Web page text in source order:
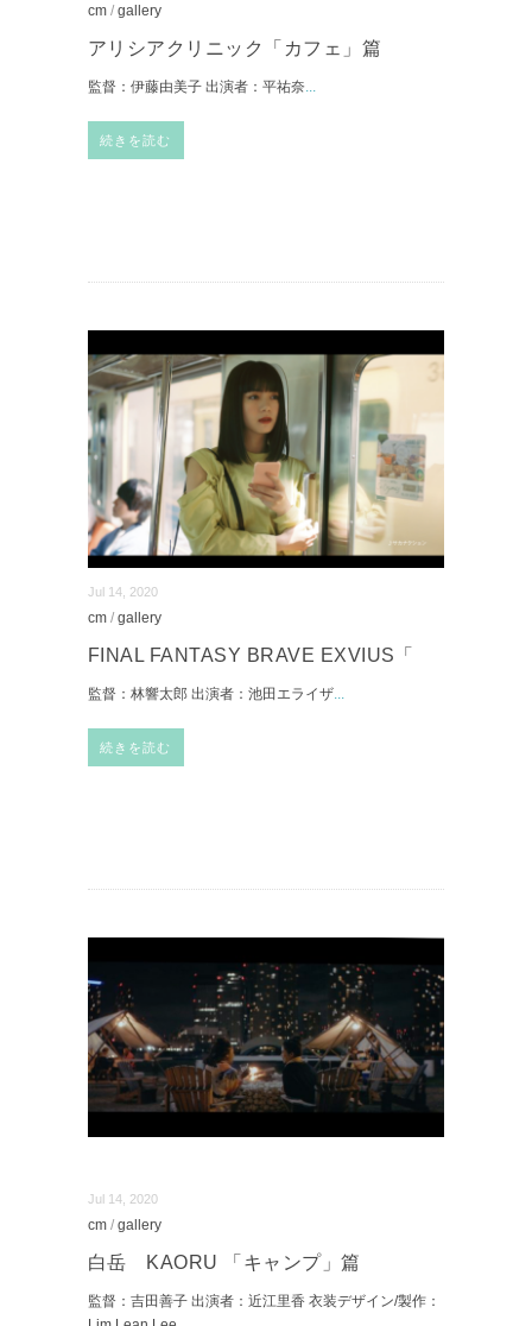
cm / gallery
アリシアクリニック「カフェ」篇
監督：伊藤由美子 出演者：平祐奈...
続きを読む
Jul 14, 2020
cm / gallery
FINAL FANTASY BRAVE EXVIUS「
監督：林響太郎 出演者：池田エライザ...
続きを読む
Jul 14, 2020
cm / gallery
白岳 KAORU 「キャンプ」篇
監督：吉田善子 出演者：近江里香 衣装デザイン/製作：